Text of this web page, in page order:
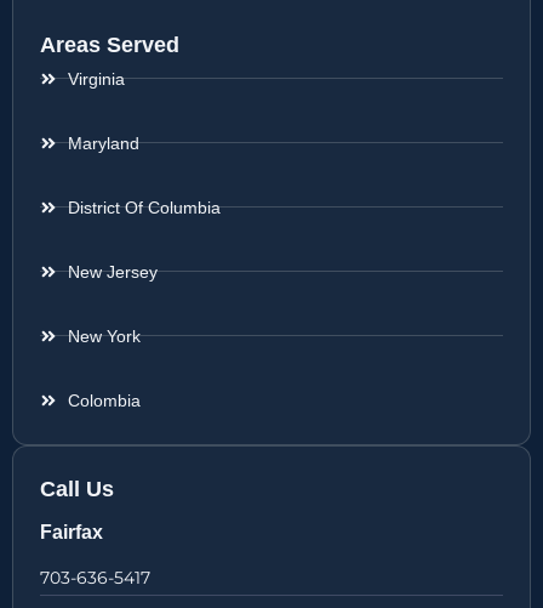
Areas Served
Virginia
Maryland
District Of Columbia
New Jersey
New York
Colombia
Call Us
Fairfax
703-636-5417